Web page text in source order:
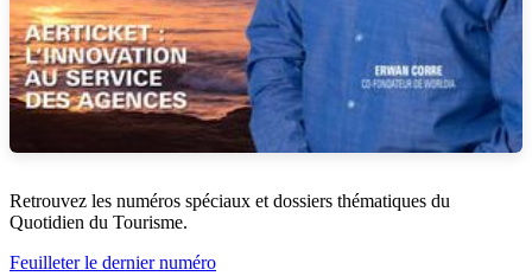
Retrouvez les numéros spéciaux et dossiers thématiques du
Quotidien du Tourisme.
Feuilleter le dernier numéro